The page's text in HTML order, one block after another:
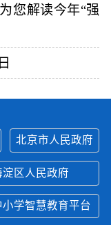
您解读今年“强
北京市人民政府
淀区人民政府
小学智慧教育平台